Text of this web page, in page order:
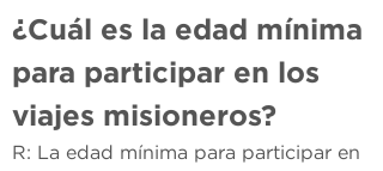
¿Cuál es la edad mínima
para participar en los
viajes misioneros?
R: La edad mínima para participar en